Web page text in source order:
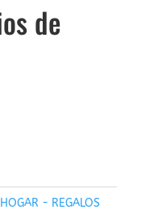
de
HOGAR - REGALOS